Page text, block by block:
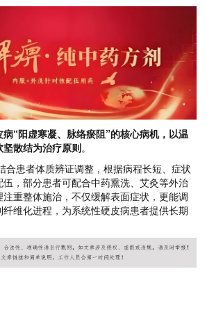
“阳虚寒凝、脉络瘀阻”的核心病机，以温
散结为治疗原则。
合患者体质辨证调整，根据病程长短、症状
，部分患者可配合中药熏洗、艾灸等外治
注重整体施治，不仅缓解表面症状，更能调
维化进程，为系统性硬皮病患者提供长期